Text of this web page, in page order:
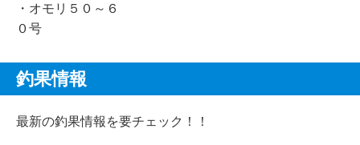
・オモリ５０～６
０号
釣果情報
最新の釣果情報を要チェック！！